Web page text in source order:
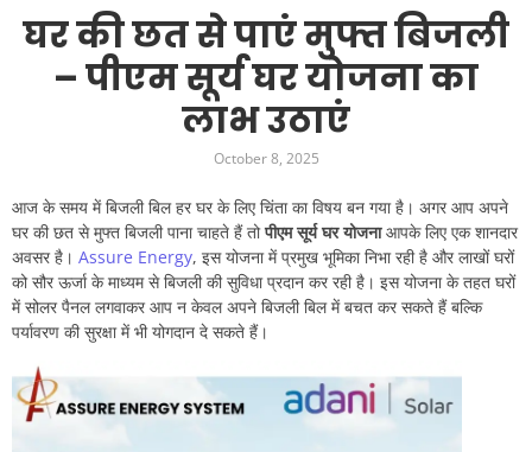
घर की छत से पाएं मुफ्त बिजली
– पीएम सूर्य घर योजना का
लाभ उठाएं
October 8, 2025
आज के समय में बिजली बिल हर घर के लिए चिंता का विषय बन गया है। अगर आप अपने
घर की छत से मुफ्त बिजली पाना चाहते हैं तोपीएम सूर्य घर योजनाआपके लिए एक शानदार
अवसर है। Assure Energy, इस योजना में प्रमुख भूमिका निभा रही है और लाखों घरों
को सौर ऊर्जा के माध्यम से बिजली की सुविधा प्रदान कर रही है। इस योजना के तहत घरों
में सोलर पैनल लगवाकर आप न केवल अपने बिजली बिल में बचत कर सकते हैं बल्कि
पर्यावरण की सुरक्षा में भी योगदान दे सकते हैं।